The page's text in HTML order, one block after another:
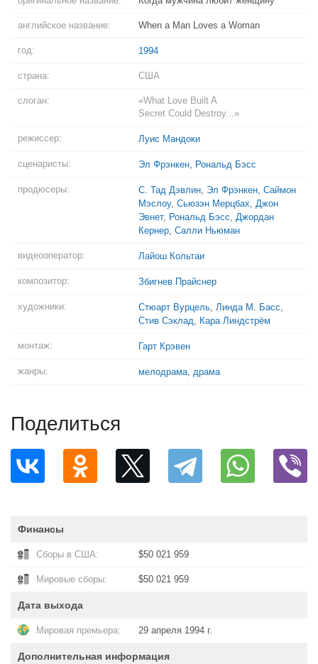
английское название: When a Man Loves a Woman
год: 1994
страна: США
слоган:
«What Love Built A
Secret Could Destroy...»
режиссер: Луис Мандоки
сценаристы: Эл Фрэнкен, Рональд Бэсс
продюсеры: С. Тад Дэвлин, Эл Фрэнкен, Саймон
Мэслоу, Сьюзэн Мерцбах, Джон
Эвнет, Рональд Бэсс, Джордан
Кернер, Салли Ньюман
видеооператор: Лайош Кольтаи
композитор: Збигнев Прайснер
художники: Стюарт Вурцель, Линда М. Басс,
Стив Сэклад, Кара Линдстрём
монтаж: Гарт Крэвен
жанры: мелодрама, драма
Поделиться
Финансы
Сборы в США: $50 021 959
Мировые сборы: $50 021 959
Дата выхода
Мировая премьера: 29 апреля 1994 г.
Дополнительная информация